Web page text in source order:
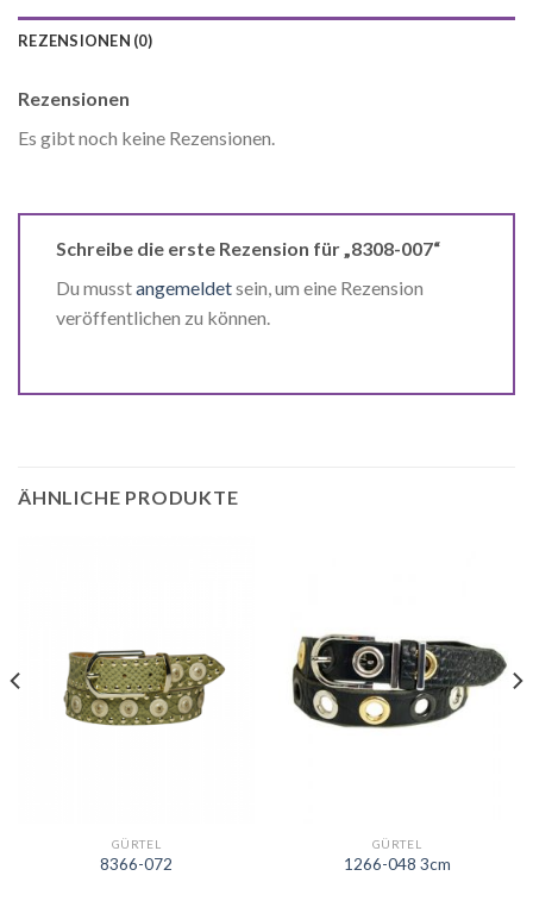
REZENSIONEN (0)
Rezensionen
Es gibt noch keine Rezensionen.
Schreibe die erste Rezension für „8308-007“
Du musstangemeldetsein, um eine Rezension
veröffentlichen zu können.
ÄHNLICHE PRODUKTE
GÜRTEL
8366-072
GÜRTEL
1266-048 3cm